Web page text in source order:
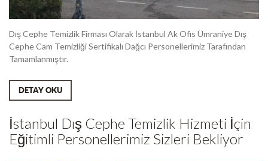
Dış Cephe Temizlik Firması Olarak İstanbul Ak Ofis Ümraniye Dış
Cephe Cam Temizliği Sertifikalı Dağcı Personellerimiz Tarafından
Tamamlanmıştır.
DETAY OKU
İstanbul Dış Cephe Temizlik Hizmeti İçin
Eğitimli Personellerimiz Sizleri Bekliyor